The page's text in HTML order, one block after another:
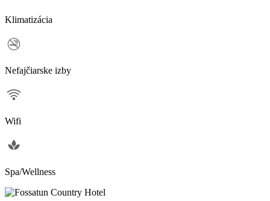
Klimatizácia
Nefajčiarske izby
Wifi
Spa/Wellness